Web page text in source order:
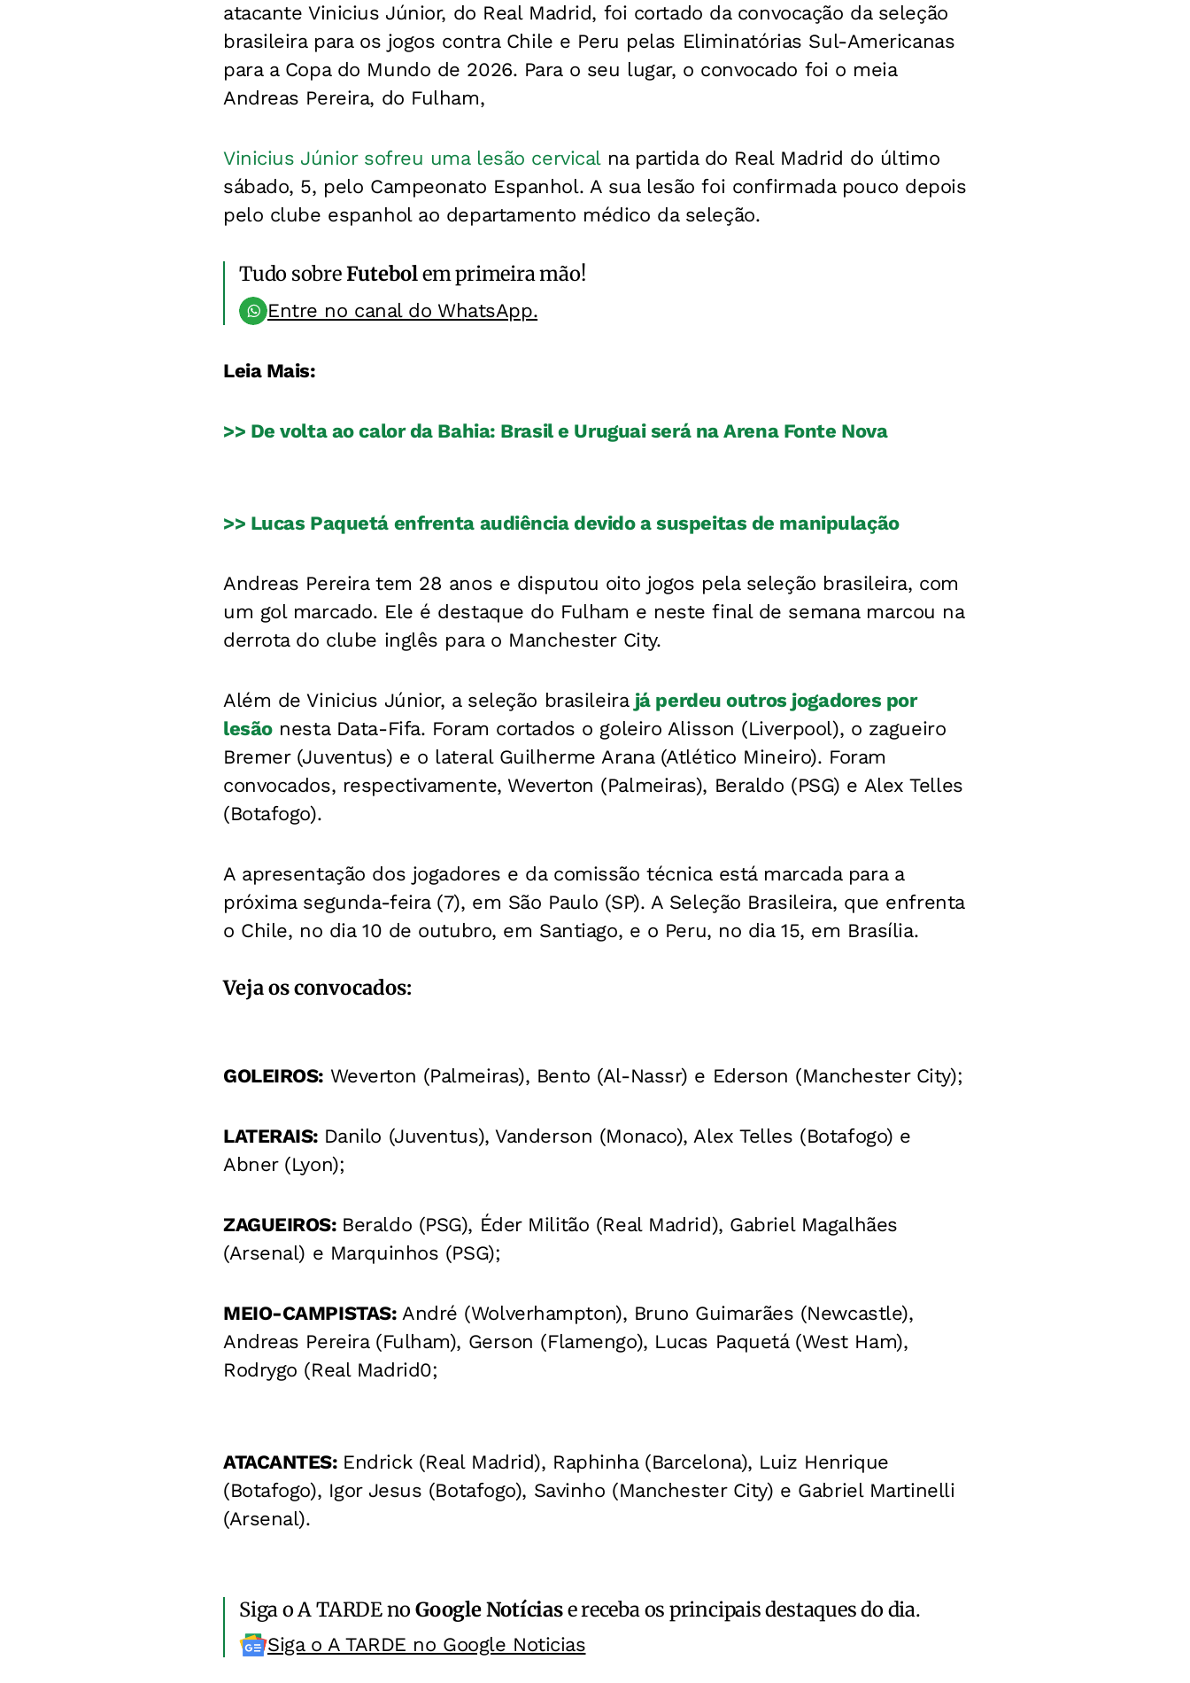
atacante Vinicius Júnior, do Real Madrid, foi cortado da convocação da seleção
brasileira para os jogos contra Chile e Peru pelas Eliminatórias Sul-Americanas
para a Copa do Mundo de 2026. Para o seu lugar, o convocado foi o meia
Andreas Pereira, do Fulham,
Vinicius Júnior sofreu uma lesão cervicalna partida do Real Madrid do último
sábado, 5, pelo Campeonato Espanhol. A sua lesão foi confirmada pouco depois
pelo clube espanhol ao departamento médico da seleção.
Tudo sobreFutebolem primeira mão!
Entre no canal do WhatsApp.
Leia Mais:
>> De volta ao calor da Bahia: Brasil e Uruguai será na Arena Fonte Nova
>> Lucas Paquetá enfrenta audiência devido a suspeitas de manipulação
Andreas Pereira tem 28 anos e disputou oito jogos pela seleção brasileira, com
um gol marcado. Ele é destaque do Fulham e neste final de semana marcou na
derrota do clube inglês para o Manchester City.
Além de Vinicius Júnior, a seleção brasileira já perdeu outros jogadores por
lesãonesta Data-Fifa. Foram cortados o goleiro Alisson (Liverpool), o zagueiro
Bremer (Juventus) e o lateral Guilherme Arana (Atlético Mineiro). Foram
convocados, respectivamente, Weverton (Palmeiras), Beraldo (PSG) e Alex Telles
(Botafogo).
A apresentação dos jogadores e da comissão técnica está marcada para a
próxima segunda-feira (7), em São Paulo (SP). A Seleção Brasileira, que enfrenta
o Chile, no dia 10 de outubro, em Santiago, e o Peru, no dia 15, em Brasília.
Veja os convocados:
GOLEIROS: Weverton (Palmeiras), Bento (Al-Nassr) e Ederson (Manchester City);
LATERAIS: Danilo (Juventus), Vanderson (Monaco), Alex Telles (Botafogo) e
Abner (Lyon);
ZAGUEIROS: Beraldo (PSG), Éder Militão (Real Madrid), Gabriel Magalhães
(Arsenal) e Marquinhos (PSG);
MEIO-CAMPISTAS: André (Wolverhampton), Bruno Guimarães (Newcastle),
Andreas Pereira (Fulham), Gerson (Flamengo), Lucas Paquetá (West Ham),
Rodrygo (Real Madrid0;
ATACANTES: Endrick (Real Madrid), Raphinha (Barcelona), Luiz Henrique
(Botafogo), Igor Jesus (Botafogo), Savinho (Manchester City) e Gabriel Martinelli
(Arsenal).
Siga o A TARDE noGoogle Notíciase receba os principais destaques do dia.
Siga o A TARDE no Google Noticias